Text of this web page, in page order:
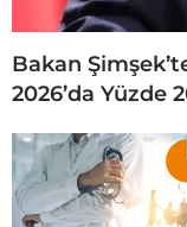
Bakan
2026’da Yüzde